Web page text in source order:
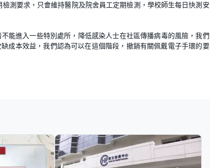
測要求，只會維持醫院及院舍員工定期檢測，學校師生每日快測安
能進入一些特別處所，降低感染人士在社區傳播病毒的風險，我們
成本效益，我們認為可以在這個階段，撤銷有關佩戴電子手環的要